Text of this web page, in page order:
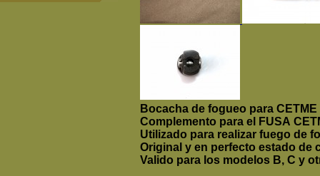
Bocacha de fogueo para CETME
Complemento para el FUSA
Utilizado para realizar fuego de
Original y en perfecto estado de
Valido para los modelos B, C y